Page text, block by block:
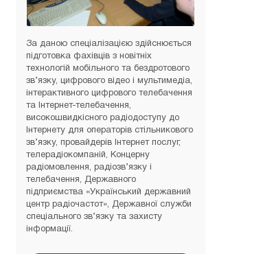
За даною спеціалізацією здійснюється
підготовка фахівців з новітніх
технологій мобільного та бездротового
зв’язку, цифрового відео і мультимедіа,
інтерактивного цифрового телебачення
та Інтернет-телебачення,
високошвидкісного радіодоступу до
Інтернету для операторів стільникового
зв’язку, провайдерів Інтернет послуг,
телерадіокомпаній, Концерну
радіомовлення, радіозв’язку і
телебачення, Державного
підприємства «Український державний
центр радіочастот», Державної служби
спеціального зв’язку та захисту
інформації.